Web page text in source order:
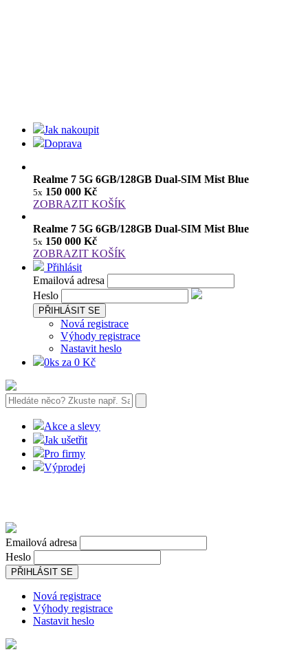
Jak nakoupit
Doprava
Realme 7 5G 6GB/128GB Dual-SIM Mist Blue
5x 150 000 Kč
ZOBRAZIT KOŠÍK
Realme 7 5G 6GB/128GB Dual-SIM Mist Blue
5x 150 000 Kč
ZOBRAZIT KOŠÍK
Přihlásit
Emailová adresa
Heslo
PŘIHLÁSIT SE
Nová registrace
Výhody registrace
Nastavit heslo
0ks za 0 Kč
Akce a slevy
Jak ušetřit
Pro firmy
Výprodej
Emailová adresa
Heslo
PŘIHLÁSIT SE
Nová registrace
Výhody registrace
Nastavit heslo